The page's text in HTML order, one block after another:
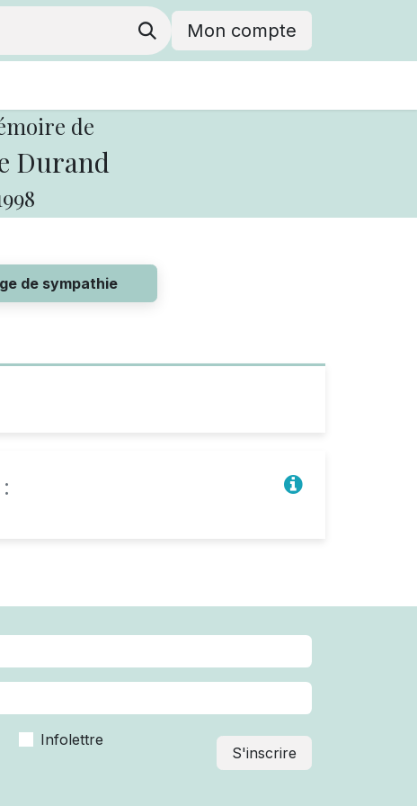
Mon compte
de
Durand
de sympathie
Infolettre
S'inscrire